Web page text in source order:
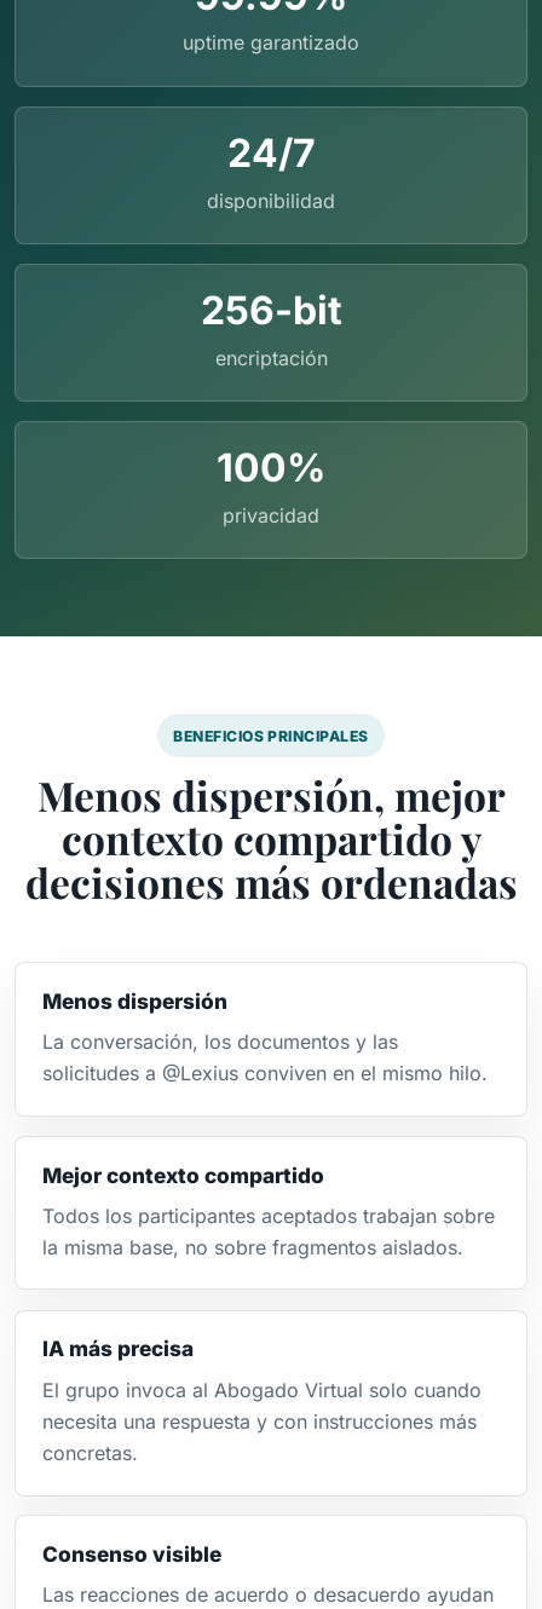
uptime garantizado
24/7
disponibilidad
256-bit
encriptación
100%
privacidad
BENEFICIOS PRINCIPALES
Menos dispersión, mejor
contexto compartido y
decisiones más ordenadas
Menos dispersión
La conversación, los documentos y las
solicitudes a @Lexius conviven en el mismo hilo.
Mejor contexto compartido
Todos los participantes aceptados trabajan sobre
la misma base, no sobre fragmentos aislados.
IA más precisa
El grupo invoca al Abogado Virtual solo cuando
necesita una respuesta y con instrucciones más
concretas.
Consenso visible
Las reacciones de acuerdo o desacuerdo ayudan